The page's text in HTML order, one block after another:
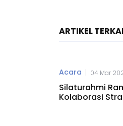
ARTIKEL
Acara | 04 Mar
Silaturahmi
Kolaborasi